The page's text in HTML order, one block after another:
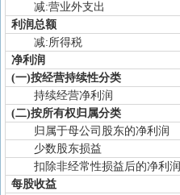
减:营业外支出
利润总额
减:所得税
净利润
(一)按经营持续性分类
持续经营净利润
(二)按所有权归属分类
归属于母公司股东的净利润
少数股东损益
扣除非经常性损益后的净利润
每股收益